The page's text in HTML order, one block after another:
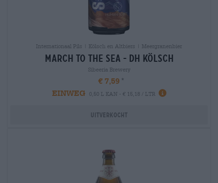
Internationaal Pils | Kölsch en Altbiers | Meergranenbier
march to the sea - dh kölsch
Sibeeria Brewery
€ 7,59
EINWEG
0,50 L KAN - € 15,18 / LTR
Uitverkocht